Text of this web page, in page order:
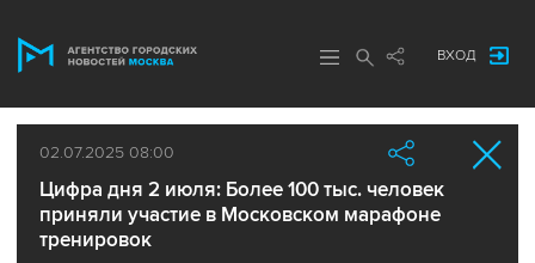
ВХОД
02.07.2025 08:00
Цифра дня 2 июля: Более 100 тыс. человек
приняли участие в Московском марафоне
тренировок